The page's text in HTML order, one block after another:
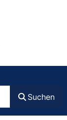
Suchen